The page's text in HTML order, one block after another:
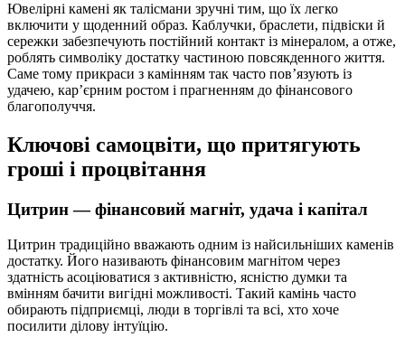
Ювелірні камені як талісмани зручні тим, що їх легко
включити у щоденний образ. Каблучки, браслети, підвіски й
сережки забезпечують постійний контакт із мінералом, а отже,
роблять символіку достатку частиною повсякденного життя.
Саме тому прикраси з камінням так часто пов’язують із
удачею, кар’єрним ростом і прагненням до фінансового
благополуччя.
Ключові самоцвіти, що притягують
гроші і процвітання
Цитрин — фінансовий магніт, удача і капітал
Цитрин традиційно вважають одним із найсильніших каменів
достатку. Його називають фінансовим магнітом через
здатність асоціюватися з активністю, ясністю думки та
вмінням бачити вигідні можливості. Такий камінь часто
обирають підприємці, люди в торгівлі та всі, хто хоче
посилити ділову інтуїцію.